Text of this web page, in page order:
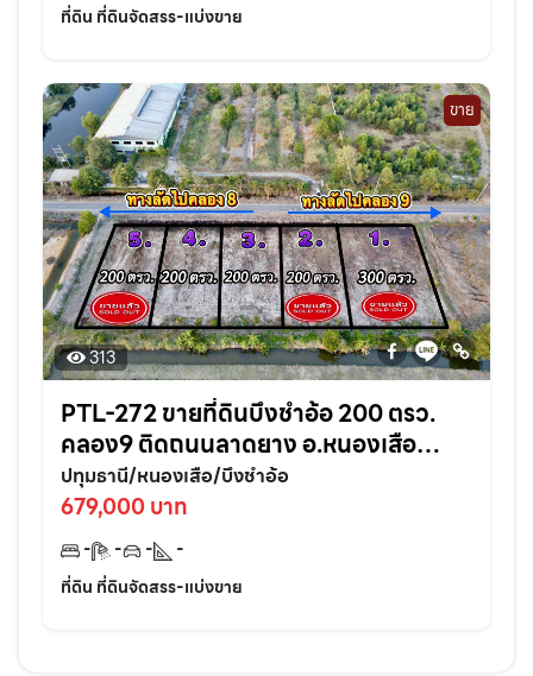
ที่ดิน ที่ดินจัดสรร-แบ่งขาย
ขาย
313
PTL-272 ขายที่ดินบึงชำอ้อ 200 ตรว.
คลอง9 ติดถนนลาดยาง อ.หนองเสือ
จ.ปทุมธานี
ปทุมธานี/หนองเสือ/บึงชำอ้อ
679,000 บาท
- - -
-
ที่ดิน ที่ดินจัดสรร-แบ่งขาย